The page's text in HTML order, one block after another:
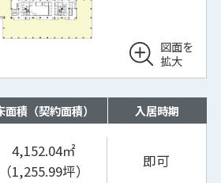
図面を
拡大
面積（契約面積） 入居時期
4,152.04㎡
（1,255.99坪）
即可